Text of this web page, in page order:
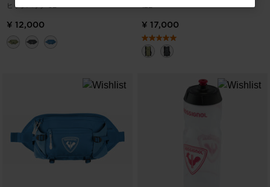
for
日
本.
recommend
the
website
version
ヒップバッグ 3L
¥ 12,000
12L
¥ 17,000